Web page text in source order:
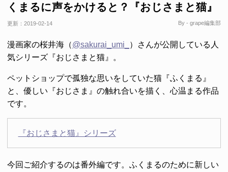
くまるに声をかけると？『おじさまと猫』
更新： 2019-02-14 By - grape編集部
漫画家の桜井海（@sakurai_umi_
）さんが公開している人
気シリーズ『おじさまと猫』。
ペットショップで孤独な思いをしていた猫『ふくまる』
と、優しい『おじさま』の触れ合いを描く、心温まる作品
です。
『おじさまと猫』シリーズ
今回ご紹介するのは番外編です。ふくまるのために新しい